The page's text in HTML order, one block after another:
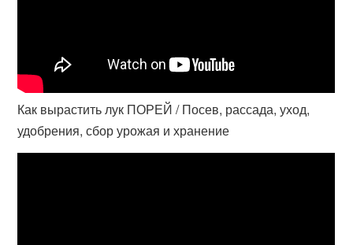
Как вырастить лук ПОРЕЙ / Посев, рассада, уход,
удобрения, сбор урожая и хранение